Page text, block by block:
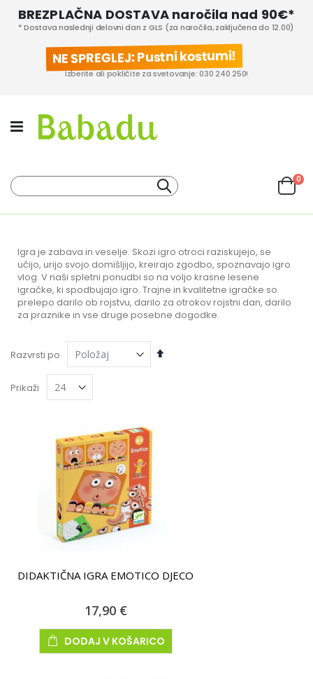
BREZPLAČNA DOSTAVA naročila nad 90€*
* Dostava naslednji delovni dan z GLS (za naročila, zaključena do 12.00)
NE SPREGLEJ: Pustni kostumi!
Izberite ali pokličite za svetovanje: 030 240 250!
Iskanje
Cart
0izd.
Igra je zabava in veselje. Skozi igro otroci raziskujejo, se
učijo, urijo svojo domišljijo, kreirajo zgodbo, spoznavajo igro
vlog. V naši spletni ponudbi so na voljo krasne lesene
igračke, ki spodbujajo igro. Trajne in kvalitetne igračke so
prelepo darilo ob rojstvu, darilo za otrokov rojstni dan, darilo
za praznike in vse druge posebne dogodke.
Razvrsti po
Nastavi
Prikaži
DIDAKTIČNA IGRA EMOTICO DJECO
17,90 €
DODAJ V KOŠARICO